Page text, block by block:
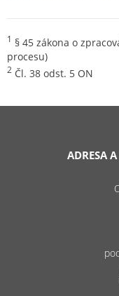
1 § 45 zákona o
procesu)
2 Čl. 38 odst. 5 ON
ADRESA